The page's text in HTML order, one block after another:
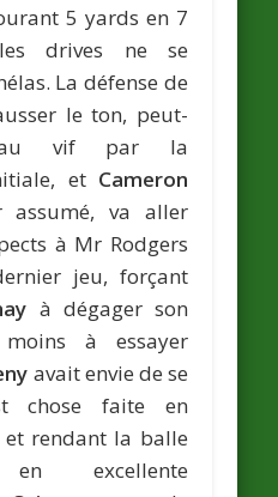
5 yards en 7
drives ne se
La défense de
le ton, peut-
au vif par la
et Cameron
assumé, va aller
à Mr Rodgers
jeu, forçant
à dégager son
à essayer
avait envie de se
chose faite en
rendant la balle
excellente